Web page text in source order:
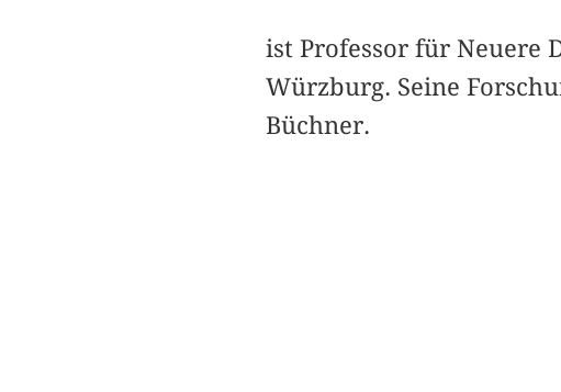
ist Professor für Neuere
Würzburg. Seine
Büchner.